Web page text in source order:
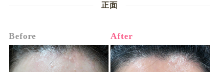
正面
Before After